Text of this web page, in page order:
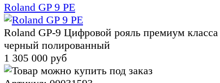
Roland GP 9 PE
Roland GP-9 Цифровой рояль премиум
черный полированный
1 305 000 руб